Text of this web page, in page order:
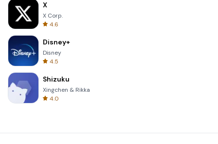
X
X Corp.
4.6
Disney+
Disney
4.5
Shizuku
Xingchen & Rikka
4.0